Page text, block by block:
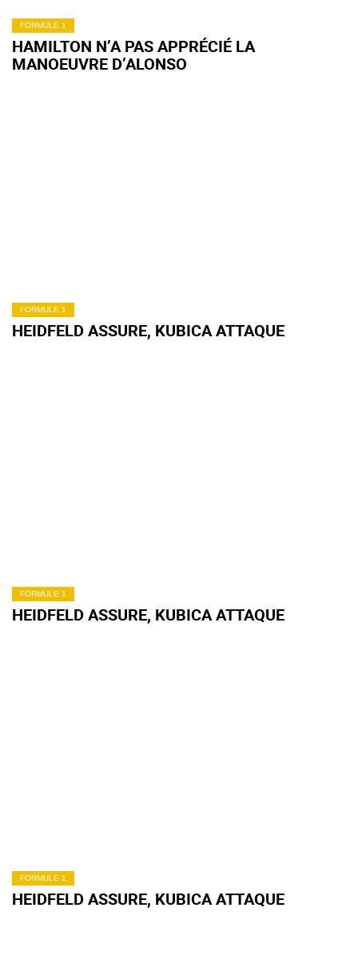
FORMULE 1
HAMILTON N’A PAS APPRÉCIÉ LA
MANOEUVRE D’ALONSO
FORMULE 1
HEIDFELD ASSURE, KUBICA ATTAQUE
FORMULE 1
HEIDFELD ASSURE, KUBICA ATTAQUE
FORMULE 1
HEIDFELD ASSURE, KUBICA ATTAQUE